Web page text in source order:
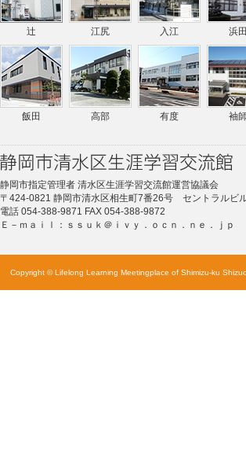
辻 江尻 入江 浜田
飯田 高部 有度 袖
静岡市指定管理者 清水区生涯学習交流館運営協議会
〒424-0821 静岡市清水区相生町7番26号 セントラルビ
電話 054-388-9871 FAX 054-388-9872
Ｅ－ｍａｉｌ：ｓｓｕｋ＠ｉｖｙ．ｏｃｎ．ｎｅ．ｊｐ
Copyright © Lifelong Learning Meetingplace of Shimizu-ku